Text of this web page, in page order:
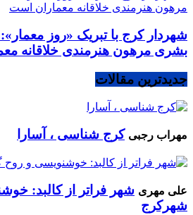
شهردار کرج با تبریک «روز
بشری مرهون هنرمندی خلاقانه
جدیدترین مقالات
مهراب رجبی کرج شناسی ، آسارا
علی مهری شهر فراتر از کالبد:
شهرکرج